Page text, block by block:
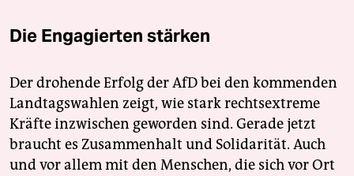
Die Engagierten stärken
Der drohende Erfolg der AfD bei den kommenden
Landtagswahlen zeigt, wie stark rechtsextreme
Kräfte inzwischen geworden sind. Gerade jetzt
braucht es Zusammenhalt und Solidarität. Auch
und vor allem mit den Menschen, die sich vor Ort